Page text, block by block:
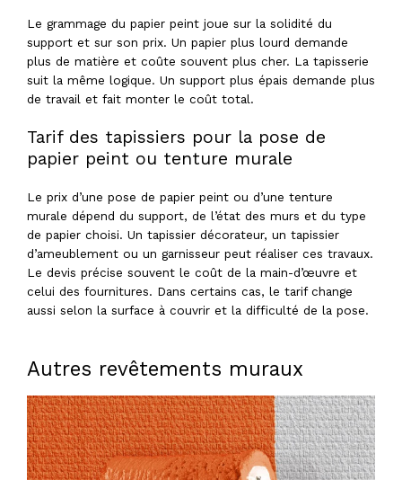
Le grammage du papier peint joue sur la solidité du
support et sur son prix. Un papier plus lourd demande
plus de matière et coûte souvent plus cher. La tapisserie
suit la même logique. Un support plus épais demande plus
de travail et fait monter le coût total.
Tarif des tapissiers pour la pose de
papier peint ou tenture murale
Le prix d’une pose de papier peint ou d’une tenture
murale dépend du support, de l’état des murs et du type
de papier choisi. Un tapissier décorateur, un tapissier
d’ameublement ou un garnisseur peut réaliser ces travaux.
Le devis précise souvent le coût de la main-d’œuvre et
celui des fournitures. Dans certains cas, le tarif change
aussi selon la surface à couvrir et la difficulté de la pose.
Autres revêtements muraux